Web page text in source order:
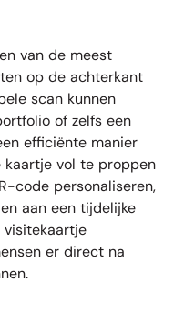
van de meest
op de achterkant
scan kunnen
of zelfs een
efficiënte manier
vol te proppen
code personaliseren,
aan een tijdelijke
er direct na